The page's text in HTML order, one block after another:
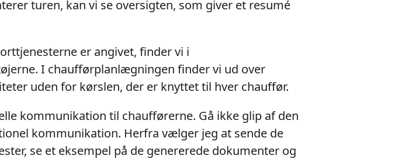
turen, kan vi se oversigten, som giver et resumé
er angivet, finder vi i
I chaufførplanlægningen finder vi ud over
uden for kørslen, der er knyttet til hver chauffør.
kommunikation til chaufførerne. Gå ikke glip af den
kommunikation. Herfra vælger jeg at sende de
se et eksempel på de genererede dokumenter og